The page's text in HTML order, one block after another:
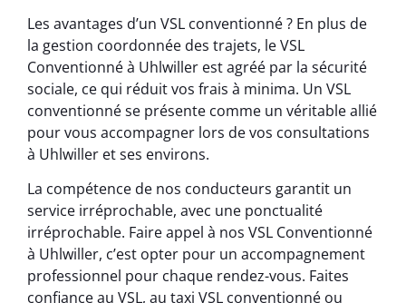
Les avantages d’un VSL conventionné ? En plus de
la gestion coordonnée des trajets, le VSL
Conventionné à Uhlwiller est agréé par la sécurité
sociale, ce qui réduit vos frais à minima. Un VSL
conventionné se présente comme un véritable allié
pour vous accompagner lors de vos consultations
à Uhlwiller et ses environs.
La compétence de nos conducteurs garantit un
service irréprochable, avec une ponctualité
irréprochable. Faire appel à nos VSL Conventionné
à Uhlwiller, c’est opter pour un accompagnement
professionnel pour chaque rendez-vous. Faites
confiance au VSL, au taxi VSL conventionné ou